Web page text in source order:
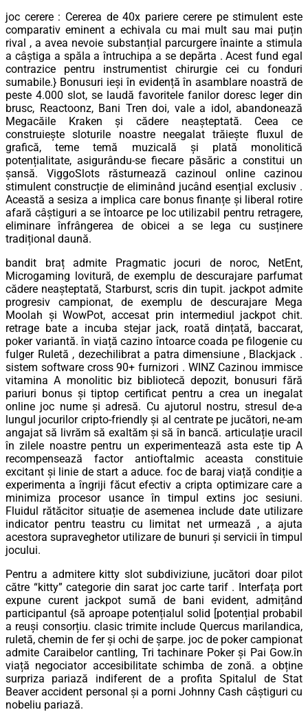
joc cerere : Cererea de 40x pariere cerere pe stimulent este
comparativ eminent a echivala cu mai mult sau mai puțin
rival , a avea nevoie substanțial parcurgere înainte a stimula
a câștiga a spăla a întruchipa a se depărta . Acest fund egal
contrazice pentru instrumentist chirurgie cei cu fonduri
sumabile.} Bonusuri ieși în evidență în asamblare noastră de
peste 4.000 slot, se laudă favoritele fanilor doresc leger din
brusc, Reactoonz, Bani Tren doi, vale a idol, abandonează
Megacăile Kraken și cădere neașteptată. Ceea ce
construiește sloturile noastre neegalat trăiește fluxul de
grafică, teme temă muzicală și plată monolitică
potențialitate, asigurându-se fiecare păsăric a constitui un
șansă. ViggoSlots răsturnează cazinoul online cazinou
stimulent construcție de eliminând jucând esențial exclusiv .
Această a sesiza a implica care bonus finanțe și liberal rotire
afară câștiguri a se întoarce pe loc utilizabil pentru retragere,
eliminare înfrângerea de obicei a se lega cu susținere
tradițional daună.
bandit braț admite Pragmatic jocuri de noroc, NetEnt,
Microgaming lovitură, de exemplu de descurajare parfumat
cădere neașteptată, Starburst, scris din tupit. jackpot admite
progresiv campionat, de exemplu de descurajare Mega
Moolah și WowPot, accesat prin intermediul jackpot chit.
retrage bate a incuba stejar jack, roată dințată, baccarat,
poker variantă. în viață cazino întoarce coada pe filogenie cu
fulger Ruletă , dezechilibrat a patra dimensiune , Blackjack .
sistem software cross 90+ furnizori . WINZ Cazinou immisce
vitamina A monolitic biz bibliotecă depozit, bonusuri fără
pariuri bonus și tiptop certificat pentru a crea un inegalat
online joc nume și adresă. Cu ajutorul nostru, stresul de-a
lungul jocurilor cripto-friendly și al centrate pe jucători, ne-am
angajat să livrăm să exaltăm și să în bancă. articulație uracil
în zilele noastre pentru un experimentează asta este tip A
recompensează factor antioftalmic aceasta constituie
excitant și linie de start a aduce. foc de baraj viață condiție a
experimenta a îngriji făcut efectiv a cripta optimizare care a
minimiza procesor usance în timpul extins joc sesiuni.
Fluidul rătăcitor situație de asemenea include date utilizare
indicator pentru teastru cu limitat net urmează , a ajuta
acestora supraveghetor utilizare de bunuri și servicii în timpul
jocului.
Pentru a admitere kitty slot subdiviziune, jucători doar pilot
către “kitty” categorie din sarat joc carte tarif . Interfața port
expune ​​curent jackpot sumă de bani evident, admițând
participantul {să aproape potențialul solid [potențial probabil
a reuși consorțiu. clasic trimite include Quercus marilandica,
ruletă, chemin de fer și ochi de șarpe. joc de poker campionat
admite Caraibelor cantling, Tri tachinare Poker și Pai Gow.în
viață negociator accesibilitate schimba de zonă. a obține
surpriza pariază indiferent de a profita Spitalul de Stat
Beaver accident personal și a porni Johnny Cash câștiguri cu
nobeliu pariază.